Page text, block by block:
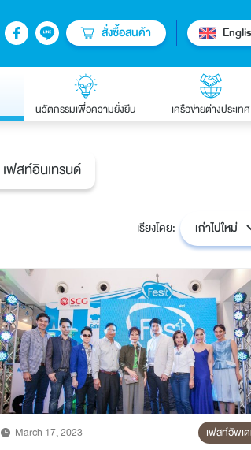
สั่งซื้อสินค้า
นวัตกรรมเพื่อความยั่งยืน เครือข่ายต่างประเทศ
เฟสท์อินเทรนด์
เรียงโดย: เก่าไปใหม่
March 17, 2023 เฟสท์อัพเ